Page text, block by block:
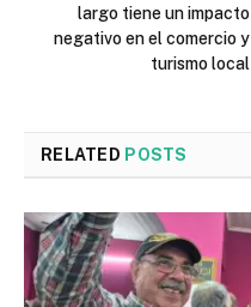
largo tiene un impacto
negativo en el comercio y
turismo local
RELATED POSTS